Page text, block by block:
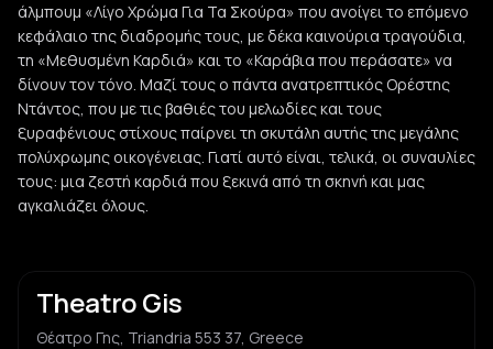
άλμπουμ «Λίγο Χρώμα Για Τα Σκούρα» που ανοίγει το επόμενο
κεφάλαιο της διαδρομής τους, με δέκα καινούρια τραγούδια,
τη «Μεθυσμένη Καρδιά» και το «Καράβια που περάσατε» να
δίνουν τον τόνο. Μαζί τους ο πάντα ανατρεπτικός Ορέστης
Ντάντος, που με τις βαθιές του μελωδίες και τους
ξυραφένιους στίχους παίρνει τη σκυτάλη αυτής της μεγάλης
πολύχρωμης οικογένειας. Γιατί αυτό είναι, τελικά, οι συναυλίες
τους: μια ζεστή καρδιά που ξεκινά από τη σκηνή και μας
αγκαλιάζει όλους.
Theatro Gis
Θέατρο Γης, Triandria 553 37, Greece